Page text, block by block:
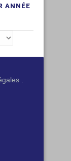
ANNÉE